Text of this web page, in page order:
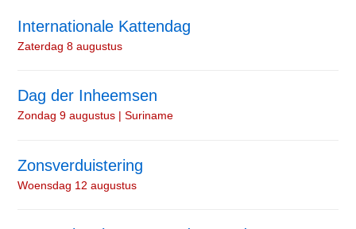
Internationale Kattendag
Zaterdag 8 augustus
Dag der Inheemsen
Zondag 9 augustus | Suriname
Zonsverduistering
Woensdag 12 augustus